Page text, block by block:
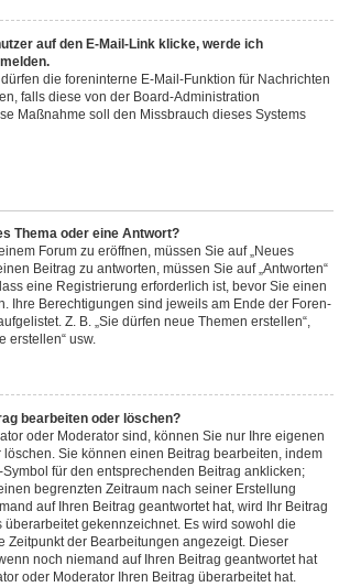
auf den E-Mail-Link klicke, werde ich
die foreninterne E-Mail-Funktion für Nachrichten
falls diese von der Board-Administration
Maßnahme soll den Missbrauch dieses Systems
Thema oder eine Antwort?
Forum zu eröffnen, müssen Sie auf „Neues
Beitrag zu antworten, müssen Sie auf „Antworten“
eine Registrierung erforderlich ist, bevor Sie einen
Ihre Berechtigungen sind jeweils am Ende der Foren-
Z. B. „Sie dürfen neue Themen erstellen“,
erstellen“ usw.
bearbeiten oder löschen?
oder Moderator sind, können Sie nur Ihre eigenen
löschen. Sie können einen Beitrag bearbeiten, indem
Symbol für den entsprechenden Beitrag anklicken;
begrenzten Zeitraum nach seiner Erstellung
auf Ihren Beitrag geantwortet hat, wird Ihr Beitrag
gekennzeichnet. Es wird sowohl die
Zeitpunkt der Bearbeitungen angezeigt. Dieser
noch niemand auf Ihren Beitrag geantwortet hat
oder Moderator Ihren Beitrag überarbeitet hat.